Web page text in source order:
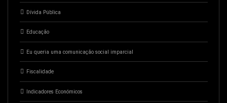
Dívida Pública
Educação
Eu queria uma comunicação social imparcial
Fiscalidade
Indicadores Económicos